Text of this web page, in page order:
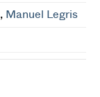
, Manuel Legris